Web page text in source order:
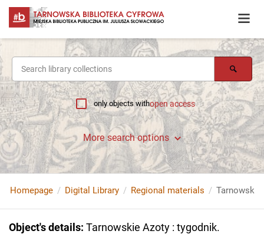
only objects withopen access
More search options
Homepage Digital Library Regional materials Tarnowskie
Object's details: Tarnowskie Azoty : tygodnik.